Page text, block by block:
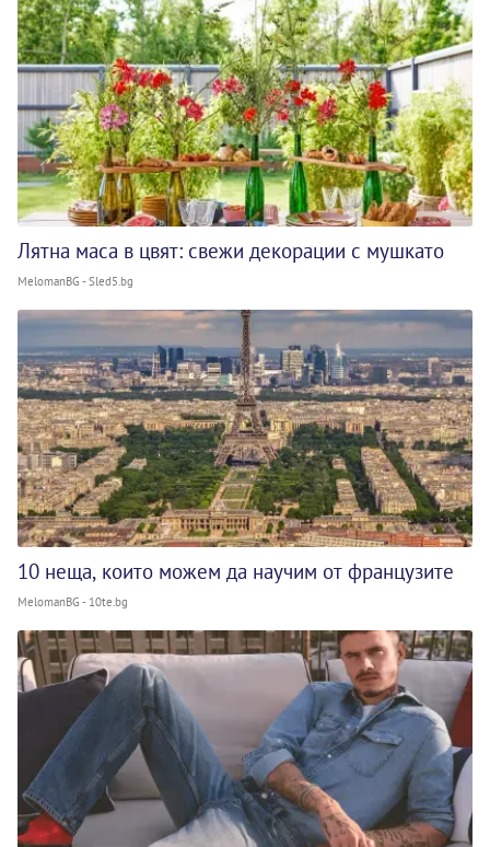
Лятна маса в цвят: свежи декорации с мушкато
MelomanBG - Sled5.bg
10 неща, които можем да научим от французите
MelomanBG - 10te.bg